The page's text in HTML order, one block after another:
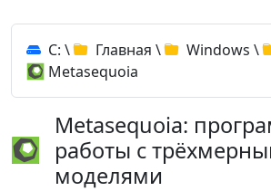
C: \ Главная \ Windows \
Metasequoia
Metasequoia:
работы с
моделями